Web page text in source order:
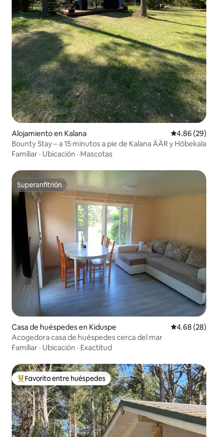
Alojamiento en Kalana Calificación
4.86 (29)
Bounty Stay – a 15 minutos a pie de Kalana ÄÄR y Hõbekala
Familiar · Ubicación · Mascotas
Superanfitrión
Superanfitrión
Casa de huéspedes en Kiduspe Calificación
4.68 (28)
Acogedora casa de huéspedes cerca del mar
Familiar · Ubicación · Exactitud
Favorito entre huéspedes preferido
Favorito entre huéspedes